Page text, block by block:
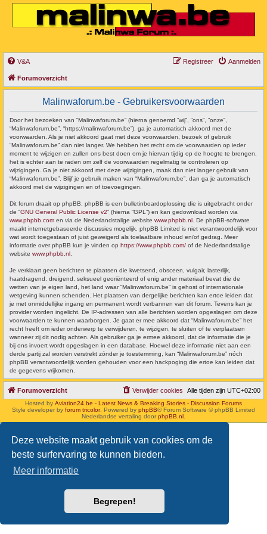
Deze website maakt gebruik van cookies om de
beste surfervaring te kunnen bieden.
Meer informatie
Begrepen!
V&A Aanmelden
Registreer
Forumoverzicht
Malinwaforum.be - Gebruikersvoorwaarden
Door het bezoeken van “Malinwaforum.be” (hierna genoemd “wij”, “ons”, “onze”,
“Malinwaforum.be”, “https://malinwaforum.be”), ga je automatisch akkoord met de
voorwaarden. Als je niet akkoord gaat met deze voorwaarden, bezoek of gebruik
“Malinwaforum.be” dan niet langer. We hebben het recht om de voorwaarden op ieder
moment te wijzigen en zullen ons best doen om je hiervan tijdig op de hoogte te brengen,
het is echter aan te raden om zelf de voorwaarden regelmatig te controleren op
wijzigingen. Ga je niet akkoord met deze wijzigingen, maak dan niet langer gebruik van
“Malinwaforum.be”. Blijf je gebruik maken van “Malinwaforum.be”, dan ga je automatisch
akkoord met de wijzigingen en of toevoegingen.
Dit forum draait op phpBB. phpBB is een bulletinboardoplossing die is uitgebracht onder
de “GNU General Public License v2” (hierna “GPL”) en kan gedownload worden via
www.phpbb.com en via de Nederlandstalige website www.phpbb.nl . De phpBB-software
maakt internetgebaseerde discussies mogelijk. phpBB Limited is niet verantwoordelijk voor
wat wordt toegestaan of juist geweigerd als toelaatbare inhoud en/of gedrag. Meer
informatie over phpBB kun je vinden op https://www.phpbb.com/ of de Nederlandstalige
website www.phpbb.nl
Je verklaart geen berichten te plaatsen die kwetsend, obsceen, vulgair, lasterlijk,
haatdragend, dreigend, seksueel georiënteerd of enig ander materiaal bevat die de
wetten van je eigen land, het land waar “Malinwaforum.be” is gehost of internationale
wetgeving kunnen schenden. Het plaatsen van dergelijke berichten kan ertoe leiden dat
je met onmiddellijke ingang en permanent wordt verbannen van dit forum. Tevens kan je
provider worden ingelicht. De IP-adressen van alle berichten worden opgeslagen om deze
voorwaarden te kunnen waarborgen. Je gaat er mee akkoord dat “Malinwaforum.be” het
recht heeft om ieder onderwerp te verwijderen, te wijzigen, te sluiten of te verplaatsen
wanneer zij dit nodig achten. Als gebruiker ga je ermee akkoord, dat de informatie die je
bij ons invoert wordt opgeslagen in een database. Hoewel deze informatie niet aan een
derde partij zal worden verstrekt zónder je toestemming, kan “Malinwaforum.be” nóch
phpBB verantwoordelijk worden gehouden voor een hackpoging die ertoe kan leiden dat
de gegevens vrijkomen.
Forumoverzicht Alle tijden zijn UTC+02:00
Verwijder cookies
Hosted by Aviation24.be - Latest News & Breaking Stories - Discussion Forums
Style developer by forum tricolor, Powered by phpBB® Forum Software © phpBB Limited
Nederlandse vertaling doorphpBB.nl